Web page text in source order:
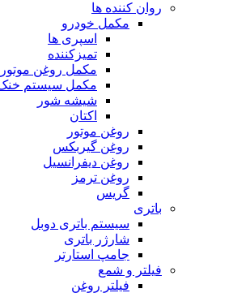
روان کننده ها
مکمل خودرو
اسپری ها
تمیزکننده
مکمل روغن موتور
مکمل سیستم خنک
شیشه شور
اکتان
روغن موتور
روغن گیربکس
روغن دیفرانسیل
روغن ترمز
گریس
باتری
سیستم باتری دوبل
شارژر باتری
جامپ استارتر
فیلتر و شمع
فیلتر روغن